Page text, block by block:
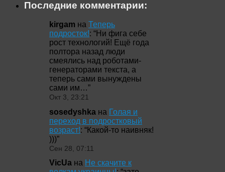
Последние комментарии:
kirgam на Теперь
подросток!: “Ни фига себе
рост технологий! Ещё года
полтора назад люди
смеялись над роботами-
генераторами текста, а
теперь сами вынуждены
сами им…”
Окт 3, 23:21
sosedyshka на Голая и
переход в подростковый
возраст!: “Какой-то наивняк!
)))”
Сен 28, 07:11
VicUa на Не скачите к